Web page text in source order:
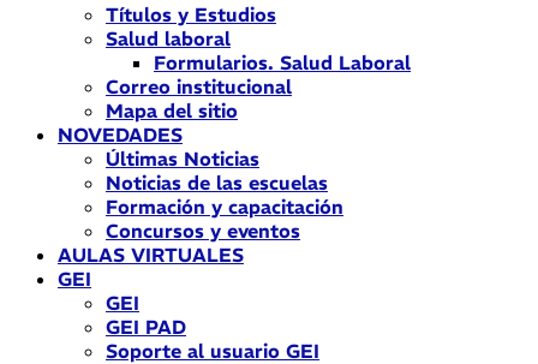
Títulos y Estudios
Salud laboral
Formularios. Salud Laboral
Correo institucional
Mapa del sitio
NOVEDADES
Últimas Noticias
Noticias de las escuelas
Formación y capacitación
Concursos y eventos
AULAS VIRTUALES
GEI
GEI
GEI PAD
Soporte al usuario GEI